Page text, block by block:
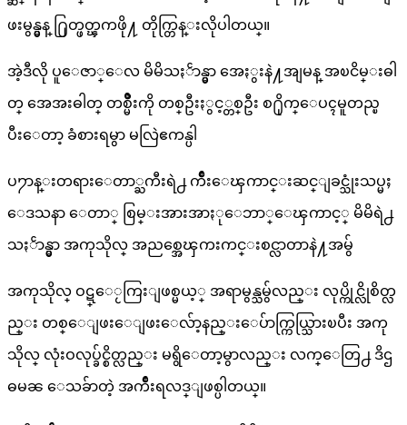
ဖးမွန္မွန္ ႐ြတ္ဖတ္ၾကဖို႔ တိုက္တြန္းလိုပါတယ္။
အဲ့ဒီလို ပူေဇာ္ေလ မိမိသႏၲာန္မွာ အေႏွးနဲ႔အျမန္ အၿငိမ္းဓါ
တ္ အေအးဓါတ္ တစ္မ်ိဳးကို တစ္ဦးႏွင့္တစ္ဦး စ႐ိုက္ေပၚမူတည္ၿ
ပီးေတာ့ ခံစားရမွာ မလြဲဧကန္ပါ
ပ႒ာန္းတရားေတာ္ႀကီးရဲ႕ က်ိဳးေၾကာင္းဆင္ျခင္သုံးသပ္မႈ
ေဒသနာ ေတာ္ စြမ္းအားအာႏုေဘာ္ေၾကာင့္ မိမိရဲ႕
သႏၲာန္မွာ အကုသိုလ္ အညစ္အေၾကးကင္းစင္လာတာနဲ႔အမွ်
အကုသိုလ္ ဝဋ္ေႂကြးျဖစ္မယ့္ အရာမွန္သမွ်လည္း လုပ္ကိုင္လိုစိတ္လ
ည္း တစ္ေျဖးေျဖးေလ်ာ့နည္းေပ်ာက္ကြယ္သြားၿပီး အကု
သိုလ္ လုံးဝလုပ္ခ်င္စိတ္လည္း မရွိေတာ့မွာလည္း လက္ေတြ႕ ဒိဌ
ဓမၼ ေသခ်ာတဲ့ အက်ိဳးရလဒ္ျဖစ္ပါတယ္။